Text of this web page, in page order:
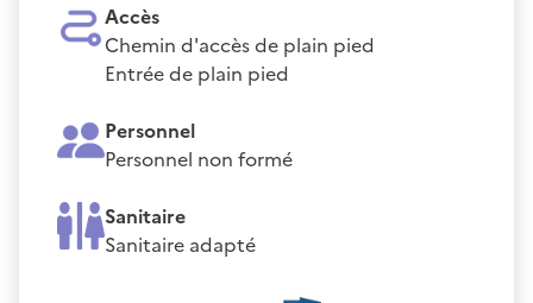
Accès
Chemin d'accès de plain pied
Entrée de plain pied
Personnel
Personnel non formé
Sanitaire
Sanitaire adapté